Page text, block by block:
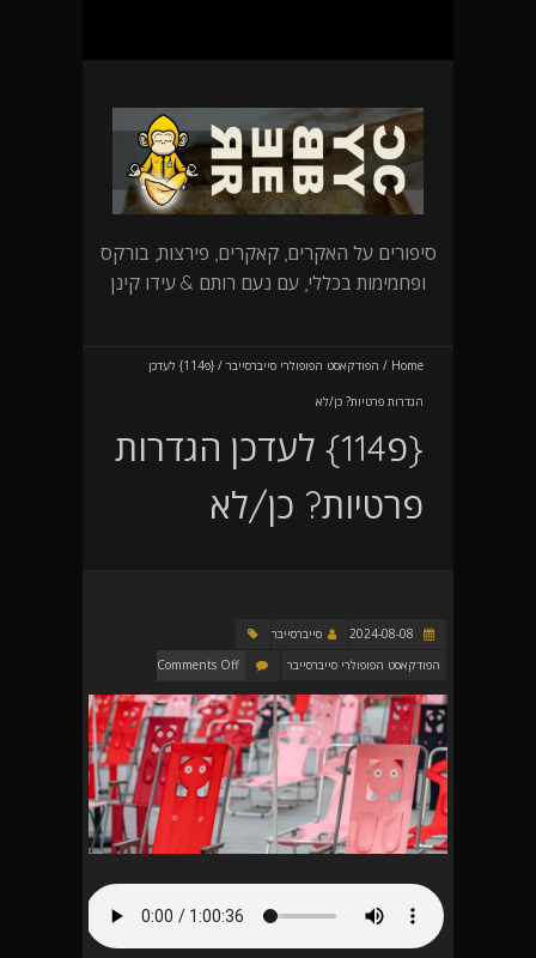
סיפורים על האקרים, קאקרים, פירצות, בורקס
ופחמימות בכללי, עם נעם רותם & עידו קינן
Home
/ הפודקאסט הפופולרי סייברסייבר / {פ114} לעדכן
הגדרות פרטיות? כן/לא
{פ114} לעדכן הגדרות
פרטיות? כן/לא
סייברסייבר
הפודקאסט הפופולרי סייברסייבר
Comments Off